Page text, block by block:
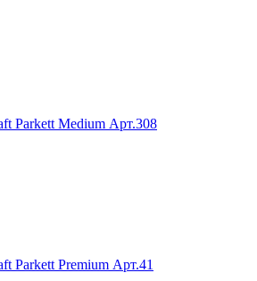
Parkett Medium Арт.308
Parkett Premium Арт.41